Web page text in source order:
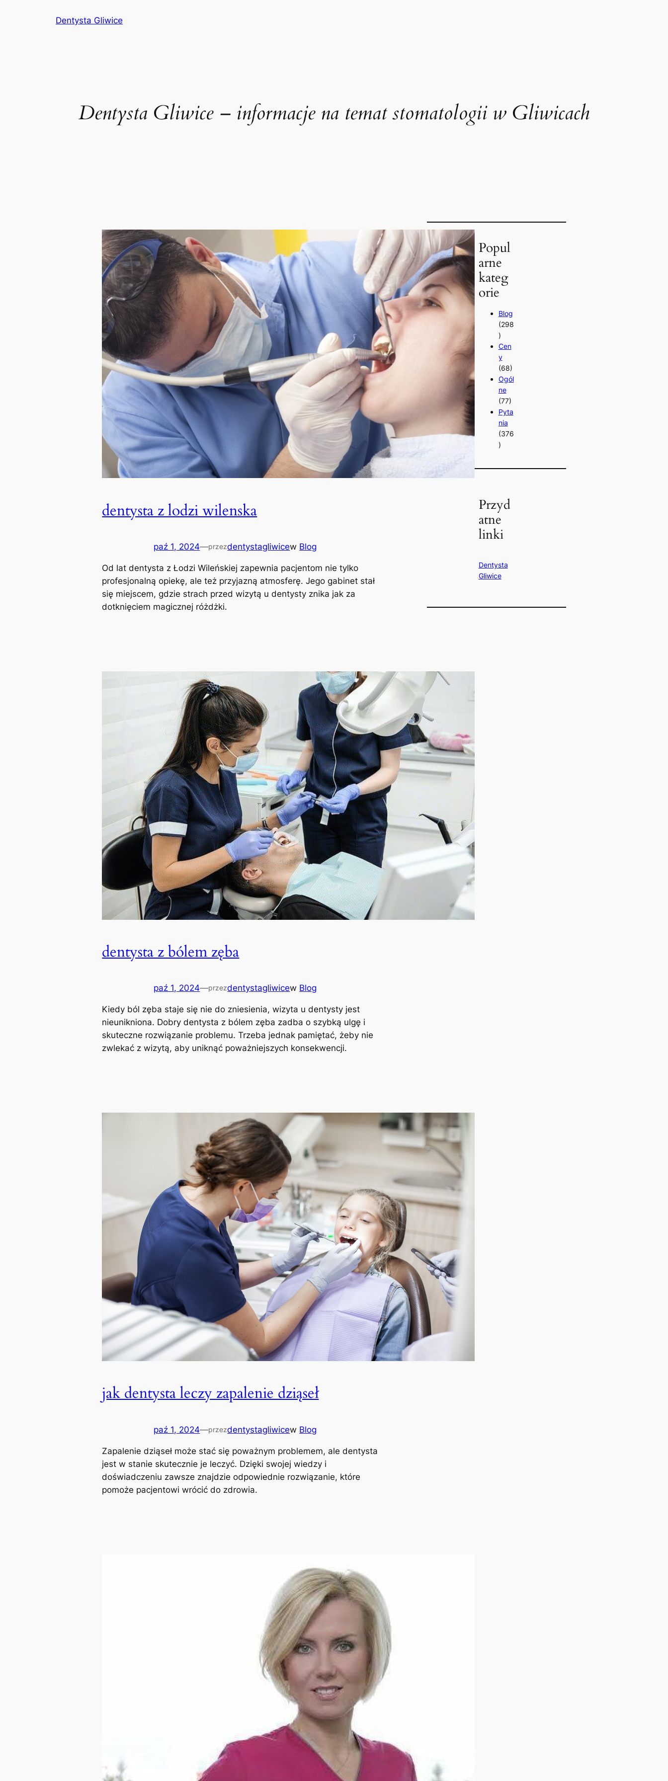
Dentysta Gliwice
Dentysta Gliwice – informacje na temat stomatologii w Gliwicach
dentysta z lodzi wilenska
paź 1, 2024—przezdentystagliwicew Blog
Od lat dentysta z Łodzi Wileńskiej zapewnia pacjentom nie tylko
profesjonalną opiekę, ale też przyjazną atmosferę. Jego gabinet stał
się miejscem, gdzie strach przed wizytą u dentysty znika jak za
dotknięciem magicznej różdżki.
dentysta z bólem zęba
paź 1, 2024—przezdentystagliwicew Blog
Kiedy ból zęba staje się nie do zniesienia, wizyta u dentysty jest
nieunikniona. Dobry dentysta z bólem zęba zadba o szybką ulgę i
skuteczne rozwiązanie problemu. Trzeba jednak pamiętać, żeby nie
zwlekać z wizytą, aby uniknąć poważniejszych konsekwencji.
jak dentysta leczy zapalenie dziąseł
paź 1, 2024—przezdentystagliwicew Blog
Zapalenie dziąseł może stać się poważnym problemem, ale dentysta
jest w stanie skutecznie je leczyć. Dzięki swojej wiedzy i
doświadczeniu zawsze znajdzie odpowiednie rozwiązanie, które
pomoże pacjentowi wrócić do zdrowia.
Popul
arne
kateg
orie
Blog
(298
)
Cen
y
(68)
Ogól
ne
(77)
Pyta
nia
(376
)
Przyd
atne
linki
Dentysta
Gliwice